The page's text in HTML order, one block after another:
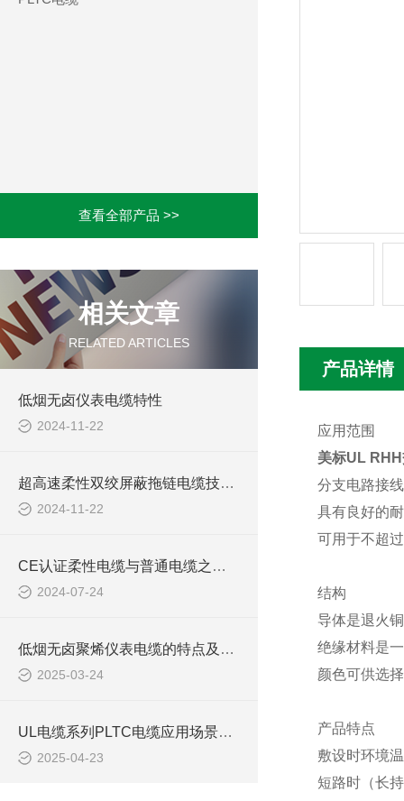
查看全部产品 >>
相关文章
RELATED ARTICLES
低烟无卤仪表电缆特性
2024-11-22
超高速柔性双绞屏蔽拖链电缆技术要求
2024-11-22
CE认证柔性电缆与普通电缆之间的区别你知道么
2024-07-24
低烟无卤聚烯仪表电缆的特点及应用领域
2025-03-24
UL电缆系列PLTC电缆应用场景及选型注意事项
2025-04-23
产品详情
应用范围
美标UL
分支电路接
具有良好的
可用于不超过
结构
导体是退火
绝缘材料是
颜色可供选择
产品特点
敷设时环境
短路时（长